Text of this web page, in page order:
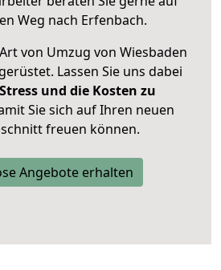
Weg nach Erfenbach.
von Umzug von Wiesbaden
Lassen Sie uns dabei
und die Kosten zu
Sie sich auf Ihren neuen
freuen können.
Angebote erhalten